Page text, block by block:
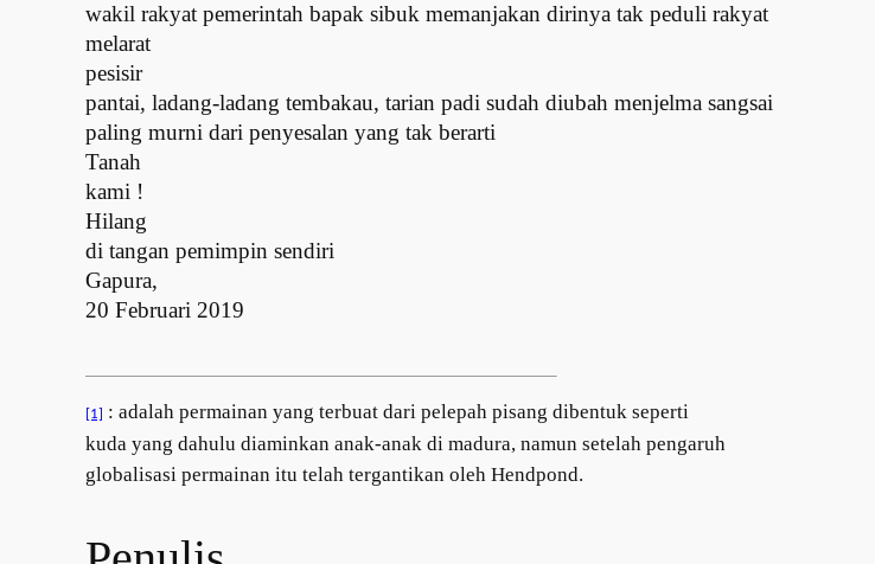
wakil rakyat pemerintah bapak sibuk memanjakan dirinya tak peduli rakyat
melarat
pesisir
pantai, ladang-ladang tembakau, tarian padi sudah diubah menjelma sangsai
paling murni dari penyesalan yang tak berarti
Tanah
kami !
Hilang
di tangan pemimpin sendiri
Gapura,
20 Februari 2019
[1] : adalah permainan yang terbuat dari pelepah pisang dibentuk seperti
kuda yang dahulu diaminkan anak-anak di madura, namun setelah pengaruh
globalisasi permainan itu telah tergantikan oleh Hendpond.